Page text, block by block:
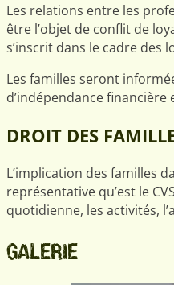
Les relations entre les
être l’objet de conflit de
s’inscrit dans le cadre des
Les familles seront
d’indépendance financière
DROIT DES
L’implication des familles
représentative qu’est le
quotidienne, les activités,
GALERIE